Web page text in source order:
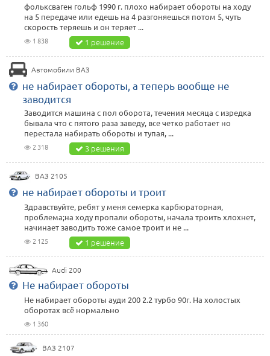
фольксваген гольф 1990 г. плохо набирает обороты на ходу
на 5 передаче или едешь на 4 разгоняешься потом 5, чуть
скорость теряешь и он теряет ...
1 838 1 решение
Автомобили ВАЗ
не набирает обороты, а теперь вообще не
заводится
Заводится машина с пол оборота, течения месяца с изредка
бывала что с пятого раза заведу, все четко работает но
перестала набирать обороты и тупая, ...
2 318 3 решения
ВАЗ 2105
не набирает обороты и троит
Здравствуйте, ребят у меня семерка карбюраторная,
проблема;на ходу пропали обороты, начала троить хлохнет,
начинает заводить тоже самое троит и не ...
2 125 1 решение
Audi 200
Не набирает обороты
Не набирает обороты ауди 200 2.2 турбо 90г. На холостых
оборотах всё нормально
1 360
ВАЗ 2107